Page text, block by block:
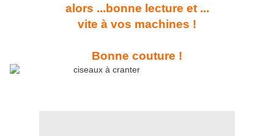
alors ...bonne lecture et ...
vite à vos machines !
Bonne couture !